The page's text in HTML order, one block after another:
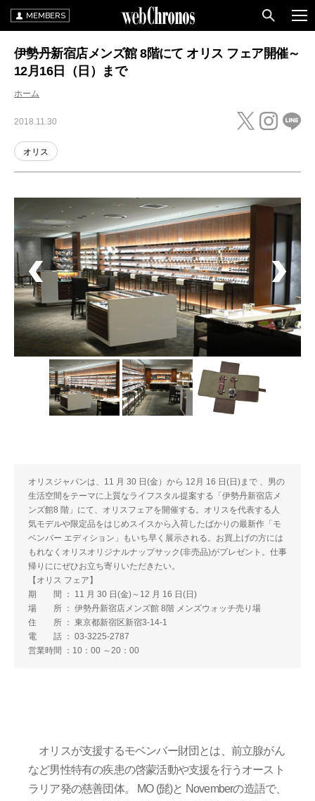
MEMBERS
伊勢丹新宿店メンズ館 8階にて オリス フェア開催～
12月16日（日）まで
ホーム
2018.11.30
オリス
オリスジャパンは、11 月 30 日(金）から 12月 16 日(日)まで 、男の
生活空間をテーマに上質なライフスタル提案する「伊勢丹新宿店メ
ンズ館8 階」にて、オリスフェアを開催する。オリスを代表する人
気モデルや限定品をはじめスイスから入荷したばかりの最新作「モ
ベンバー エディション」もいち早く展示される。お買上げの方には
もれなくオリスオリジナルナップサック(非売品)がプレゼント。仕事
帰りににぜひお立ち寄りいただきたい。
【オリス フェア】
期 間 ： 11 月 30 日(金)～12 月 16 日(日)
場 所 ： 伊勢丹新宿店メンズ館 8階 メンズウォッチ売り場
住 所 ： 東京都新宿区新宿3-14-1
電 話 ： 03-3225-2787
営業時間 ：10：00 ～20：00
オリスが支援するモベンバー財団とは、前立腺がん
など男性特有の疾患の啓蒙活動や支援を行うオースト
ラリア発の慈善団体。 MO (髭)と Novemberの造語で、